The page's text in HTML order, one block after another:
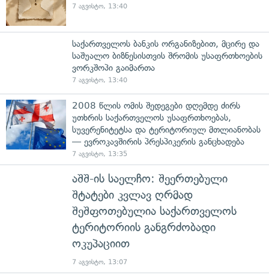
7 აგვისტო, 13:40
საქართველოს ბანკის ორგანიზებით, მცირე და
საშუალო ბიზნესისთვის შრომის უსაფრთხოების
ვორკშოპი გაიმართა
7 აგვისტო, 13:40
2008 წლის ომის შედეგები დღემდე ძირს
უთხრის საქართველოს უსაფრთხოებას,
სუვერენიტეტსა და ტერიტორიულ მთლიანობას
— ევროკავშირის პრესპიკერის განცხადება
7 აგვისტო, 13:35
აშშ-ის საელჩო: შეერთებული
შტატები კვლავ ღრმად
შეშფოთებულია საქართველოს
ტერიტორიის განგრძობადი
ოკუპაციით
7 აგვისტო, 13:07